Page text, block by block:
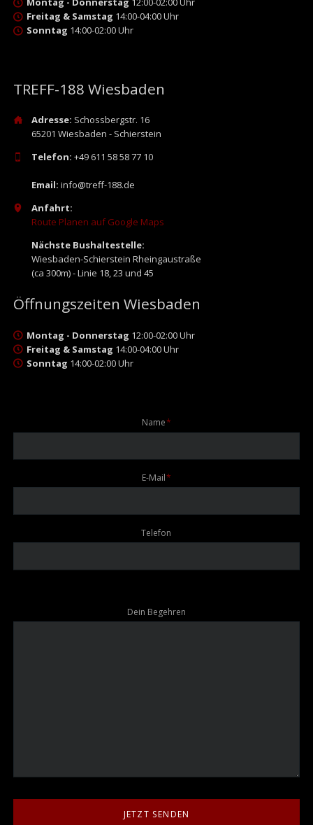
Freitag & Samstag 14:00-04:00 Uhr
Sonntag 14:00-02:00 Uhr
TREFF-188 Wiesbaden
Adresse: Schossbergstr. 16
65201 Wiesbaden - Schierstein
Telefon: +49 611 58 58 77 10
Email: info@treff-188.de
Anfahrt:
Route Planen auf Google Maps
Nächste Bushaltestelle:
Wiesbaden-Schierstein Rheingaustraße
(ca 300m) - Linie 18, 23 und 45
Öffnungszeiten Wiesbaden
Montag - Donnerstag 12:00-02:00 Uhr
Freitag & Samstag 14:00-04:00 Uhr
Sonntag 14:00-02:00 Uhr
Pflichtfeld
Name*
Pflichtfeld
E-Mail*
Telefon
Dein Begehren
JETZT SENDEN